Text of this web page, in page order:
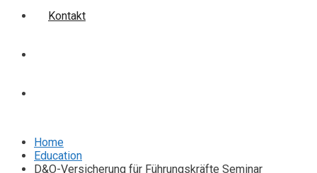
Kontakt
Home
Education
D&O-Versicherung für Führungskräfte Seminar